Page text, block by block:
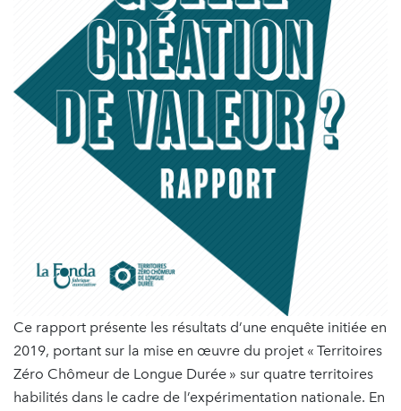
Ce rapport présente les résultats d’une enquête initiée en
2019, portant sur la mise en œuvre du projet « Territoires
Zéro Chômeur de Longue Durée » sur quatre territoires
habilités dans le cadre de l’expérimentation nationale. En